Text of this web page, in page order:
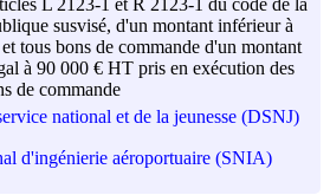
L 2123-1 et R 2123-1 du code de la
susvisé, d'un montant inférieur à
tous bons de commande d'un montant
à 90 000 € HT pris en exécution des
de commande
national et de la jeunesse (DSNJ)
d'ingénierie aéroportuaire (SNIA)